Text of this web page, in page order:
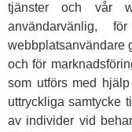
tjänster och vår
användarvänlig,
webbplatsanvändare
och för
som utförs med
uttryckliga samtycke
av individer vid